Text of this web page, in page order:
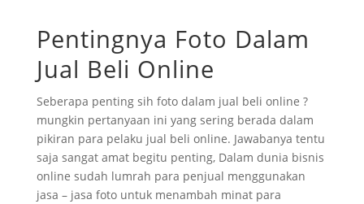
Pentingnya Foto Dalam
Jual Beli Online
Seberapa penting sih foto dalam jual beli online ?
mungkin pertanyaan ini yang sering berada dalam
pikiran para pelaku jual beli online. Jawabanya tentu
saja sangat amat begitu penting, Dalam dunia bisnis
online sudah lumrah para penjual menggunakan
jasa – jasa foto untuk menambah minat para